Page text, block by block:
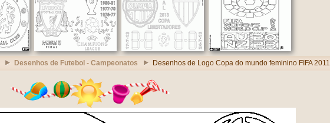
Desenhos de Futebol - Campeonatos Desenhos de Logo Copa do mundo feminino FIFA 2011